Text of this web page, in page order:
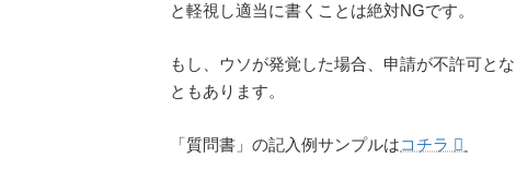
と軽視し適当に書くことは絶対NGです。
もし、ウソが発覚した場合、申請が不許可と
ともあります。
「質問書」の記入例サンプルはコチラ